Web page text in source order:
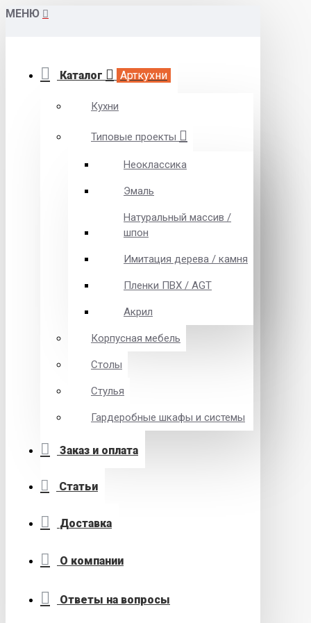
МЕНЮ
Каталог Арткухни
Кухни
Типовые проекты
Неоклассика
Эмаль
Натуральный массив /
шпон
Имитация дерева / камня
Пленки ПВХ / AGT
Акрил
Корпусная мебель
Столы
Стулья
Гардеробные шкафы и системы
Заказ и оплата
Статьи
Доставка
О компании
Ответы на вопросы